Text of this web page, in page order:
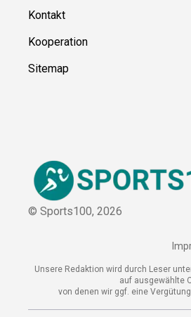
Über uns
Kontakt
Kooperation
Unsere Redaktion wird durch Leser